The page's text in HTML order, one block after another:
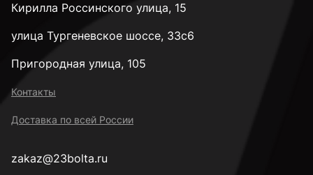
Кирилла Россинского улица, 15
улица Тургеневское шоссе, 33с6
Пригородная улица, 105
Контакты
Доставка по всей России
zakaz@23bolta.ru